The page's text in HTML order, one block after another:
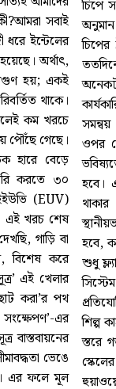
সবাই
ধরে ইন্টেলের
অর্থাৎ,
হয়; একই
থাকে।
কম খরচে
পৌঁছে গেছে।
হারে বেড়ে
করতে ৩০
(EUV)
এই খরচ শেষ
গাড়ি বা
বিশেষ করে
এই খেলার
করা’র পথ
এর
বাস্তবায়নের
ভেঙে
এর ফলে মূল
চিপে
চিপের
ওপর
হবে।
হবে,
শুধু
শিল্প
স্তরে